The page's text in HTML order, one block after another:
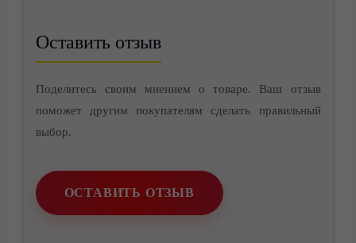
Оставить отзыв
Поделитесь своим мнением о товаре. Ваш отзыв
поможет другим покупателям сделать правильный
выбор.
ОСТАВИТЬ ОТЗЫВ